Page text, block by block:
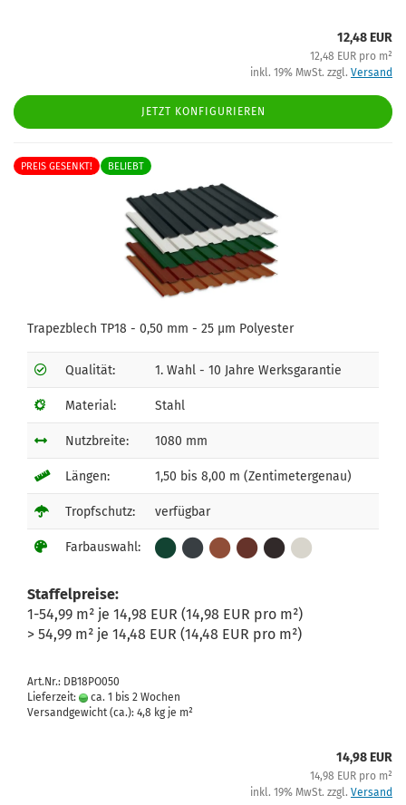
12,48 EUR
12,48 EUR pro m²
inkl. 19% MwSt. zzgl. Versand
JETZT KONFIGURIEREN
PREIS GESENKT! BELIEBT
Trapezblech TP18 - 0,50 mm - 25 µm Polyester
Qualität: 1. Wahl - 10 Jahre Werksgarantie
Material: Stahl
Nutzbreite: 1080 mm
Längen: 1,50 bis 8,00 m (Zentimetergenau)
Tropfschutz: verfügbar
Farbauswahl:
Staffelpreise:
1-54,99 m² je 14,98 EUR (14,98 EUR pro m²)
> 54,99 m² je 14,48 EUR (14,48 EUR pro m²)
Art.Nr.: DB18PO050
Lieferzeit:
ca. 1 bis 2 Wochen
Versandgewicht (ca.): 4,8 kg je m²
14,98 EUR
14,98 EUR pro m²
inkl. 19% MwSt. zzgl. Versand